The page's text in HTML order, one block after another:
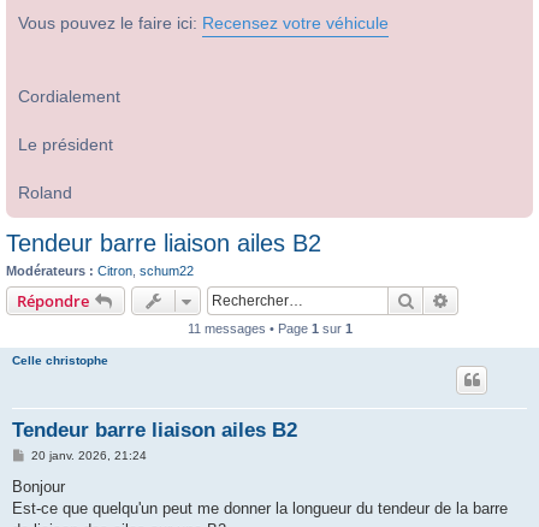
Vous pouvez le faire ici: Recensez votre véhicule
Cordialement
Le président
Roland
Tendeur barre liaison ailes B2
Modérateurs : Citron schum22
Répondre Rechercher
11 messages • Page 1 sur 1
Celle christophe
Tendeur barre liaison ailes B2
M
s
a
20 janv. 2026, 21:24
Bonjour
Est-ce que quelqu'un peut me donner la longueur du tendeur de la barre